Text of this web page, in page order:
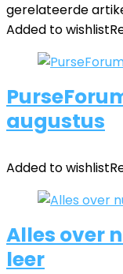
gerelateerde
Added to wishlist
augustus
Added to wishlist
Alles over
leer